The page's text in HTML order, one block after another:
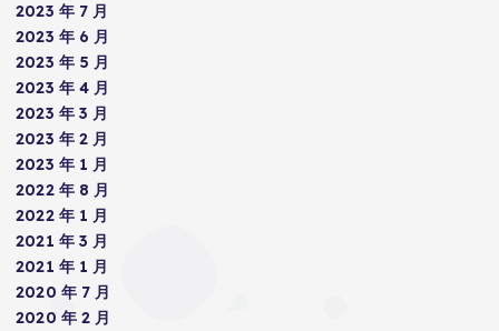
2023 年 7 月
2023 年 6 月
2023 年 5 月
2023 年 4 月
2023 年 3 月
2023 年 2 月
2023 年 1 月
2022 年 8 月
2022 年 1 月
2021 年 3 月
2021 年 1 月
2020 年 7 月
2020 年 2 月